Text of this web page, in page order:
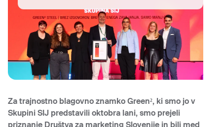
Za trajnostno blagovno znamkoGreen², ki smo jo v
Skupini SIJ predstavili oktobra lani, smo prejeli
priznanje Društva za marketing Slovenije in bili med